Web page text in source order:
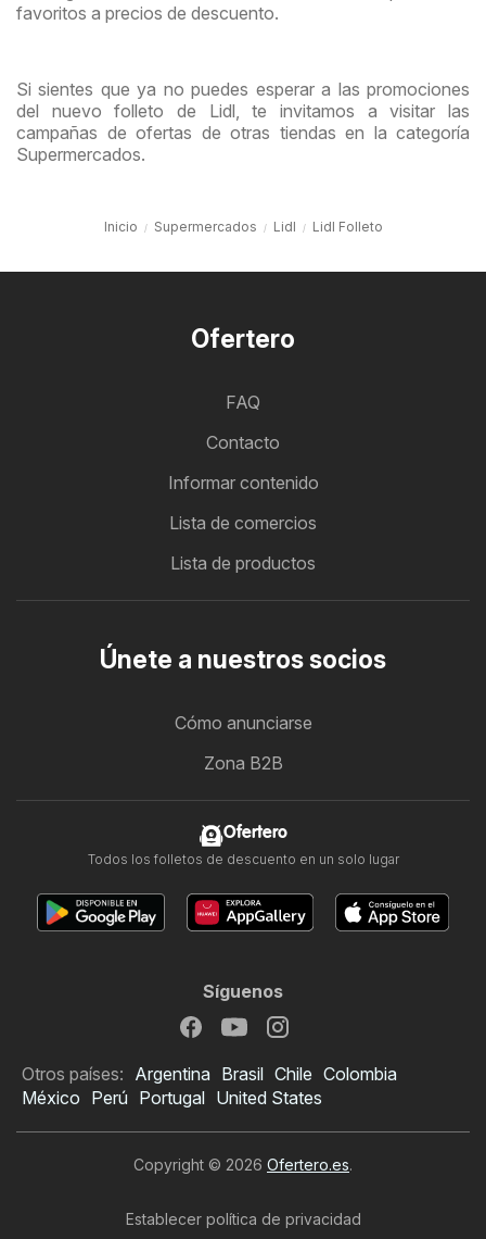
favoritos a precios de descuento.
Si sientes que ya no puedes esperar a las promociones
del nuevo folleto de Lidl, te invitamos a visitar las
campañas de ofertas de otras tiendas en la categoría
Supermercados.
Inicio Supermercados Lidl Lidl Folleto
Ofertero
FAQ
Contacto
Informar contenido
Lista de comercios
Lista de productos
Únete a nuestros socios
Cómo anunciarse
Zona B2B
Ofertero
Todos los folletos de descuento en un solo lugar
Síguenos
Otros países: Argentina Brasil Chile Colombia
México Perú Portugal United States
Copyright © 2026 Ofertero.es.
Establecer política de privacidad